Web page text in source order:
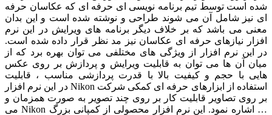
توسط تیم برنامه نویسی ای حرفه ای که عکاسان حرفه
شامل آن می شوند طراحی و نوشته شده است و این بدان
می باشد که بر خلاف دیگر برنامه های ویرایش در این نرم
نیازهای حرفه ای عکاسان نیز مد نظر قرار داده شده است.
نرم افزار از ویژگی های مختلفی می توان بهره برد که از
آن ها می توان به قابلیت ویرایش و پردازش بر روی عکس
با حجم و کیفیت بالا با قدرت پردازشی مناسب ، قابلیت
استفاده از ابزارهای حرفه ای کمکی شرکت Nikon در این نرم افزار
تصاویر قابلیت کار بر روی چند تصویر به صورت همزمان و
… اشاره نمود. این نرم افزار محصولی از کمپانی بزرگ Nikon می